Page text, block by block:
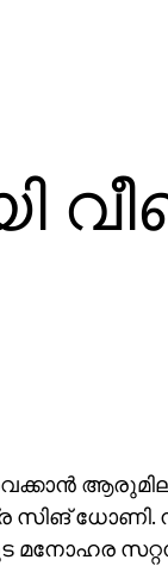
സിങ്
മനോഹര